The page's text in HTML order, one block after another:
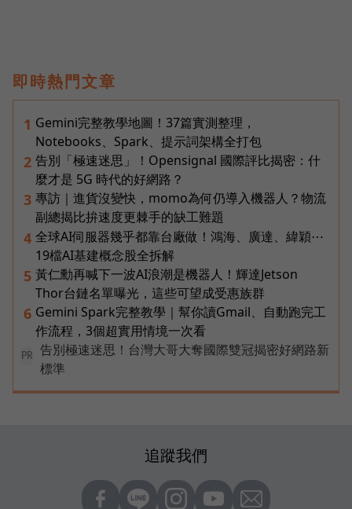
即時熱門文章
1 Gemini完整教學地圖！37篇實測整理，
Notebooks、Spark、提示詞架構全打包
2 告別「極速迷思」！Opensignal 國際評比揭密：什
麼才是 5G 時代的好網路？
3 專訪｜進貨沒變快，momo為何仍導入機器人？物流
副總揭比拚速度更棘手的缺工難題
4 全球AI伺服器幾乎都靠台廠做！鴻海、廣達、緯穎⋯
19檔AI基建概念股全拆解
5 黃仁勳再喊下一波AI浪潮是機器人！輝達Jetson
Thor台鏈名單曝光，這些可望成受惠族群
6 Gemini Spark完整教學｜幫你讀Gmail、自動跑完工
作流程，3個超實用情境一次看
PR
告別極速迷思！台灣大哥大奪國際雙冠揭密好網路新
標準
追蹤我們